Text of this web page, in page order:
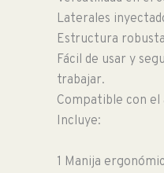
Laterales
Estructura
Fácil de usar y
trabajar.
Compatible con el
Incluye:
1 Manija